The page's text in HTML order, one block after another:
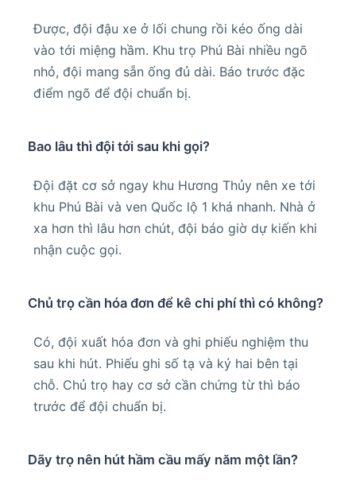
Được, đội đậu xe ở lối chung rồi kéo ống dài
vào tới miệng hầm. Khu trọ Phú Bài nhiều ngõ
nhỏ, đội mang sẵn ống đủ dài. Báo trước đặc
điểm ngõ để đội chuẩn bị.
Bao lâu thì đội tới sau khi gọi?
Đội đặt cơ sở ngay khu Hương Thủy nên xe tới
khu Phú Bài và ven Quốc lộ 1 khá nhanh. Nhà ở
xa hơn thì lâu hơn chút, đội báo giờ dự kiến khi
nhận cuộc gọi.
Chủ trọ cần hóa đơn để kê chi phí thì có không?
Có, đội xuất hóa đơn và ghi phiếu nghiệm thu
sau khi hút. Phiếu ghi số tạ và ký hai bên tại
chỗ. Chủ trọ hay cơ sở cần chứng từ thì báo
trước để đội chuẩn bị.
Dãy trọ nên hút hầm cầu mấy năm một lần?